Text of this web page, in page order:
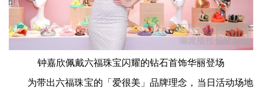
钟嘉欣佩戴六福珠宝闪耀的钻石首饰华丽登场
为带出六福珠宝的「爱很美」品牌理念，当日活动场地